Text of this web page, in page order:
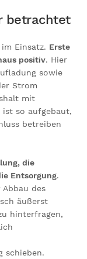
betrachtet
Einsatz. Erste
positiv. Hier
sowie
Strom
mit
ist so aufgebaut,
betreiben
die
Entsorgung.
Abbau des
äußerst
hinterfragen,
schieben.